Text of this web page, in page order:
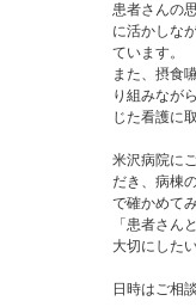
患者さんの
に活かしな
ています。
また、摂食
り組みなが
じた看護に
米沢病院に
だき、病棟
で確かめて
「患者さん
大切にした
日時はご相